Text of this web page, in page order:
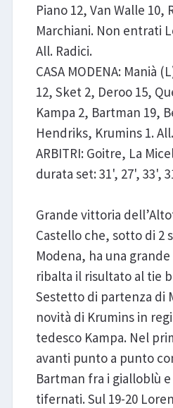
Piano 12, Van Walle 10,
Marchiani. Non entrati
All. Radici.
CASA MODENA: Manià
12, Sket 2, Deroo 15,
Kampa 2, Bartman 19,
Hendriks, Krumins 1.
ARBITRI: Goitre, La
durata set: 31', 27', 33',
Grande vittoria
Castello che, sotto di 2
Modena, ha una
ribalta il risultato al tie
Sestetto di partenza di
novità di Krumins in
tedesco Kampa. Nel
avanti punto a punto
Bartman fra i gialloblù
tifernati. Sul 19-20